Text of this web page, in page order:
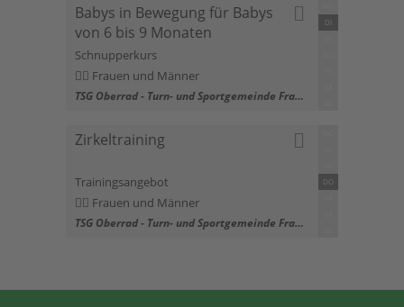
Babys in Bewegung für Babys
von 6 bis 9 Monaten
Schnupperkurs
Frauen und Männer
TSG Oberrad - Turn- und Sportgemeinde Frankfurt-Oberrad e.V. 1872
DI
Zirkeltraining
Trainingsangebot
Frauen und Männer
TSG Oberrad - Turn- und Sportgemeinde Frankfurt-Oberrad e.V. 1872
DO